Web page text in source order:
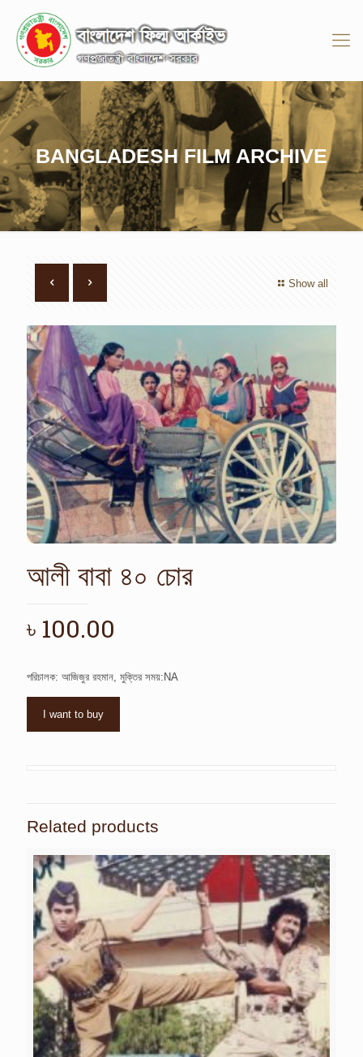
BANGLADESH FILM ARCHIVE
Show all
আলী বাবা ৪০ চোর
৳ 100.00
পরিচালক: আজিজুর রহমান, মুক্তির সময়:NA
I want to buy
Related products